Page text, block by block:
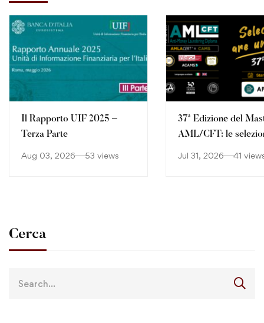
Il Rapporto UIF 2025 –
Terza Parte
Aug 03, 2026 53 views
37ª Edizione del
AML/CFT: le
Jul 31, 2026 41
Cerca